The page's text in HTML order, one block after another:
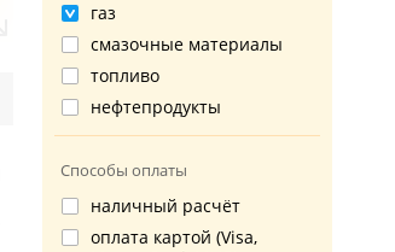
газ
смазочные материалы
топливо
нефтепродукты
Способы оплаты
наличный расчёт
оплата картой (Visa,